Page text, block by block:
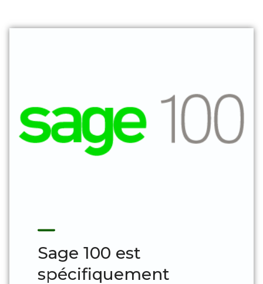
Sage 100 est
spécifiquement